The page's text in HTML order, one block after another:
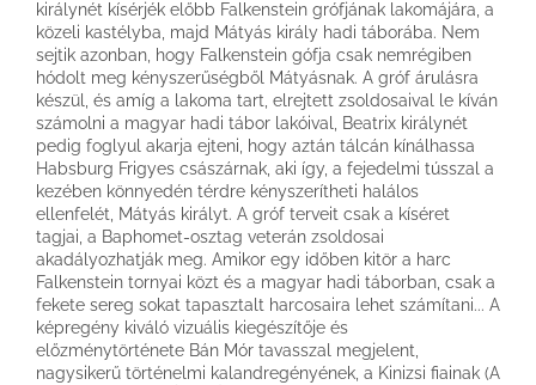
királynét kísérjék előbb Falkenstein grófjának lakomájára, a
közeli kastélyba, majd Mátyás király hadi táborába. Nem
sejtik azonban, hogy Falkenstein gófja csak nemrégiben
hódolt meg kényszerűségből Mátyásnak. A gróf árulásra
készül, és amíg a lakoma tart, elrejtett zsoldosaival le kíván
számolni a magyar hadi tábor lakóival, Beatrix királynét
pedig foglyul akarja ejteni, hogy aztán tálcán kínálhassa
Habsburg Frigyes császárnak, aki így, a fejedelmi tússzal a
kezében könnyedén térdre kényszerítheti halálos
ellenfelét, Mátyás királyt. A gróf terveit csak a kíséret
tagjai, a Baphomet-osztag veterán zsoldosai
akadályozhatják meg. Amikor egy időben kitör a harc
Falkenstein tornyai közt és a magyar hadi táborban, csak a
fekete sereg sokat tapasztalt harcosaira lehet számítani... A
képregény kiváló vizuális kiegészítője és
előzménytörténete Bán Mór tavasszal megjelent,
nagysikerű történelmi kalandregényének, a Kinizsi fiainak (A